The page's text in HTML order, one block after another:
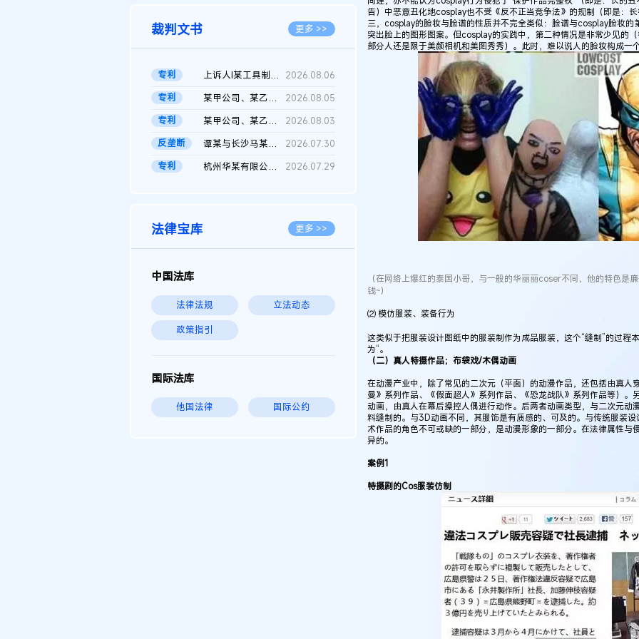
裁判文书 更多 >>
专利 上诉人I某工具制品有限公司与被上诉人程某及一审被告中华人民共和...
2026.08.06
专利
某甲公司、某乙公司、某丙公司申请诉前行为保全复议裁定书
2026.08.05
专利
某甲公司、某乙公司、官某与某丙公司专利申请权权属纠纷 二审判决...
2026.08.03
反垄断
谭某与长沙马某堆农产品股份有限公司滥用市场支配地位纠纷二审裁...
2026.07.30
专利
杭州华某有限公司与菲某有限公司侵害发明专利权纠纷 2026.07.29
法律宝库 更多 >>
中国法库
法律法规 立法动态
政策指引
国际法库
他国法律 国际公约
告）中恶意丑化地cosplay也不受《反不正当竞争法》的规制（即是：
三，cosplay的脸妆与脸谱的性质并不完全类似：脸谱与cosplay脸妆的
突出脸上的图形图案。但cosplay的实践中，第二种情况是非常少见的
部分人还是限于美颜相机和美图秀秀）。此时，难以说人的脸妆构成一
（在网络上爆红的泰国小哥，与一般的华丽丽coser不同，他的特色
钱~）
⑵ 模仿服装、装备行为
这类似于把服装设计图纸中的服装制作为成品服装，这个“缝制”的过程
为“。
（二）真人特摄作品；布袋戏/木偶动画
在动漫产业中，除了常见的二次元（平面）的动漫作品，还包括由真人
曼》系列作品、《假面超人》系列作品、《恐龙战队》系列作品等）
动画，由真人在幕后操控人偶进行动作。后两者动画类型，与二次元
料缝制的。与3D动画不同，其服饰是有质感的、可及的。与传统服装
术作品的角色不可或缺的一部分，是动漫形象的一部分。在法律属性与
异的。
案例1
特摄剧的Cos服装仿制